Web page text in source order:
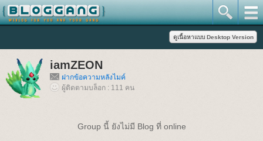
iamZEON
ฝากข้อความหลังไมค์
ผู้ติดตามบล็อก : 111 คน
Group นี้ ยังไม่มี Blog ที่ online